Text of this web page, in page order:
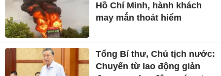
Hồ Chí Minh, hành khách
may mắn thoát hiểm
Tổng Bí thư, Chủ tịch nước:
Chuyển từ lao động giản